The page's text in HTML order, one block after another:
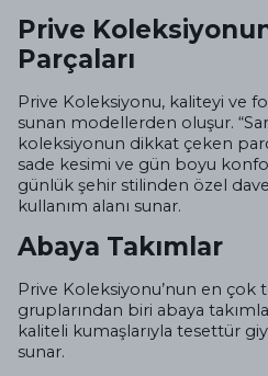
Prive
Parçaları
Prive Koleksiyonu, kaliteyi ve
sunan modellerden oluşur.
koleksiyonun dikkat çeken
sade kesimi ve gün boyu
günlük şehir stilinden özel
kullanım alanı sunar.
Abaya Takımlar
Prive Koleksiyonu’nun en çok
gruplarından biri abaya
kaliteli kumaşlarıyla tesettür
sunar.